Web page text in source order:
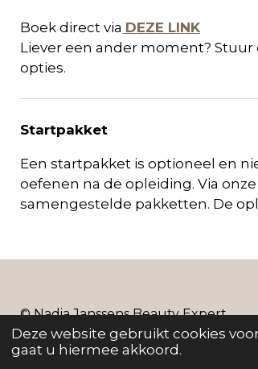
Deze website gebruikt cookies
gaat u hiermee akkoord.
Boek direct via DEZE LINK
Liever een ander moment?
opties.
Startpakket
Een startpakket is optioneel en
oefenen na de opleiding. Via
samengestelde pakketten. De
© Nadia Janssens